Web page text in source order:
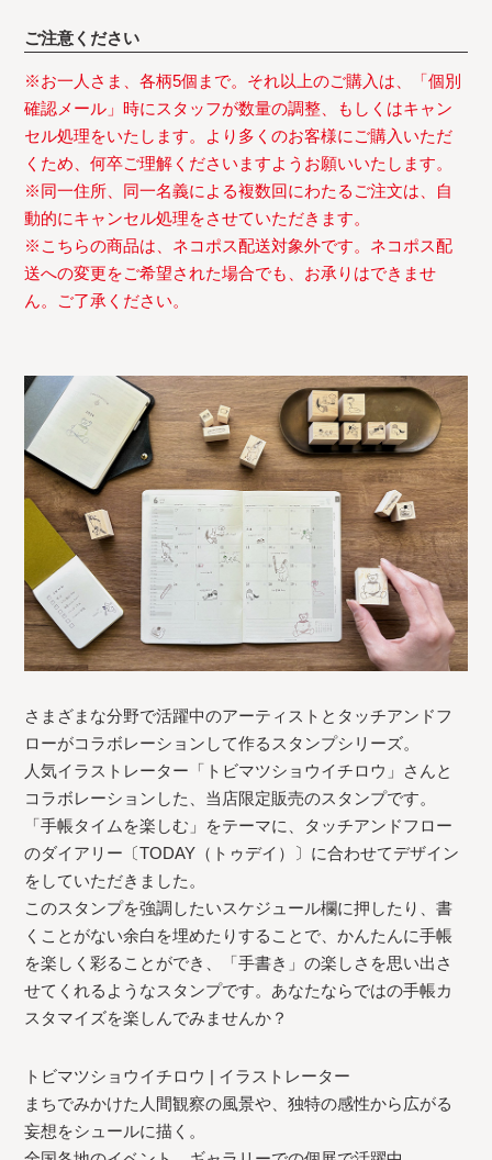
ご注意ください
※お一人さま、各柄5個まで。それ以上のご購入は、「個別
確認メール」時にスタッフが数量の調整、もしくはキャン
セル処理をいたします。より多くのお客様にご購入いただ
くため、何卒ご理解くださいますようお願いいたします。
※同一住所、同一名義による複数回にわたるご注文は、自
動的にキャンセル処理をさせていただきます。
※こちらの商品は、ネコポス配送対象外です。ネコポス配
送への変更をご希望された場合でも、お承りはできませ
ん。ご了承ください。
さまざまな分野で活躍中のアーティストとタッチアンドフ
ローがコラボレーションして作るスタンプシリーズ。
人気イラストレーター「トビマツショウイチロウ」さんと
コラボレーションした、当店限定販売のスタンプです。
「手帳タイムを楽しむ」をテーマに、タッチアンドフロー
のダイアリー〔TODAY（トゥデイ）〕に合わせてデザイン
をしていただきました。
このスタンプを強調したいスケジュール欄に押したり、書
くことがない余白を埋めたりすることで、かんたんに手帳
を楽しく彩ることができ、「手書き」の楽しさを思い出さ
せてくれるようなスタンプです。あなたならではの手帳カ
スタマイズを楽しんでみませんか？
トビマツショウイチロウ | イラストレーター
まちでみかけた人間観察の風景や、独特の感性から広がる
妄想をシュールに描く。